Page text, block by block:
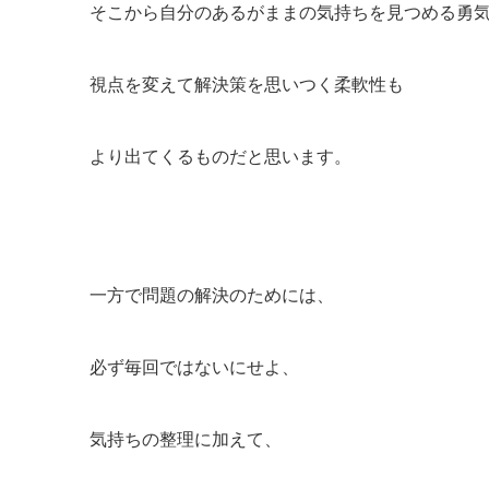
そこから自分のあるがままの気持ちを見つめる勇
視点を変えて解決策を思いつく柔軟性も
より出てくるものだと思います。
一方で問題の解決のためには、
必ず毎回ではないにせよ、
気持ちの整理に加えて、